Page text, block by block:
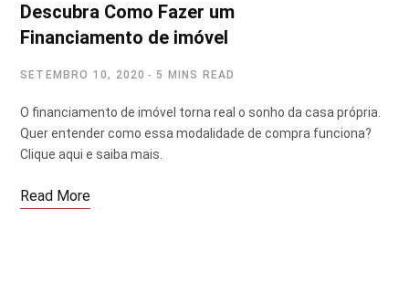
Descubra Como Fazer um
Financiamento de imóvel
SETEMBRO 10, 2020 5 MINS READ
O financiamento de imóvel torna real o sonho da casa própria.
Quer entender como essa modalidade de compra funciona?
Clique aqui e saiba mais.
Read More